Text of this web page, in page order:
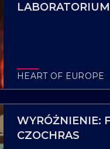
HEART OF EUROPE
WYRÓŻNIENIE:
CZOCHRAS